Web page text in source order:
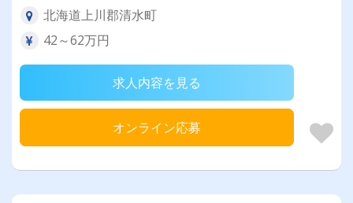
北海道上川郡清水町
42～62万円
求人内容を見る
オンライン応募